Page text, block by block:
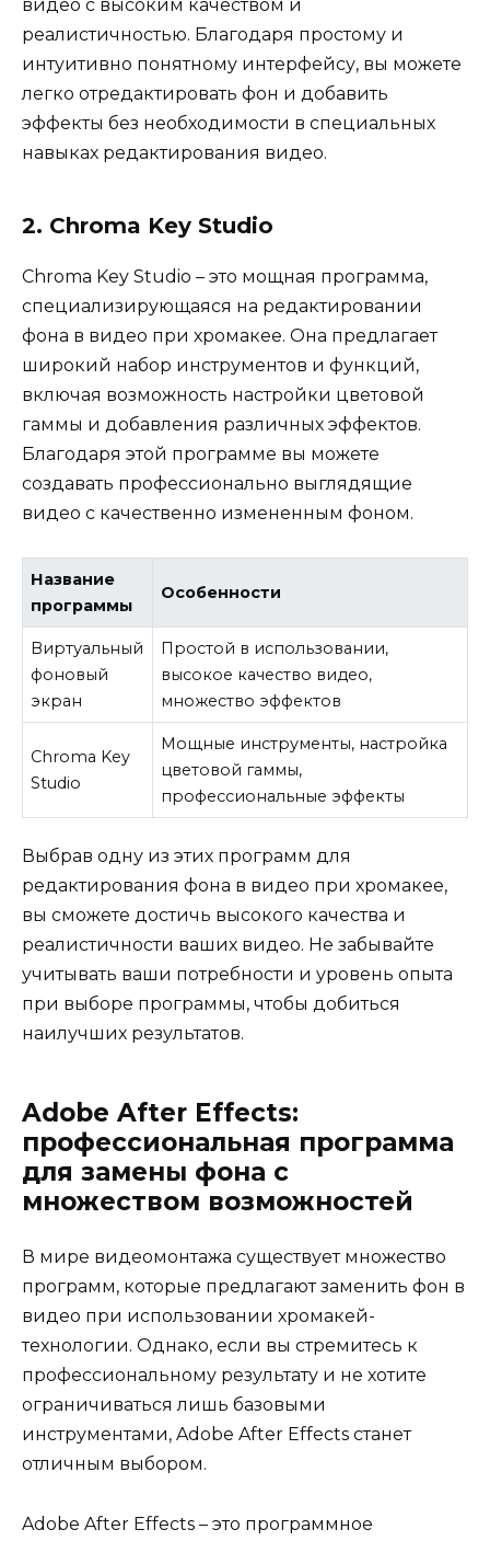
видео с высоким качеством и
реалистичностью. Благодаря простому и
интуитивно понятному интерфейсу, вы можете
легко отредактировать фон и добавить
эффекты без необходимости в специальных
навыках редактирования видео.
2. Chroma Key Studio
Chroma Key Studio – это мощная программа,
специализирующаяся на редактировании
фона в видео при хромакее. Она предлагает
широкий набор инструментов и функций,
включая возможность настройки цветовой
гаммы и добавления различных эффектов.
Благодаря этой программе вы можете
создавать профессионально выглядящие
видео с качественно измененным фоном.
Название
программы
Особенности
Виртуальный
фоновый
экран
Простой в использовании,
высокое качество видео,
множество эффектов
Chroma Key
Studio
Мощные инструменты, настройка
цветовой гаммы,
профессиональные эффекты
Выбрав одну из этих программ для
редактирования фона в видео при хромакее,
вы сможете достичь высокого качества и
реалистичности ваших видео. Не забывайте
учитывать ваши потребности и уровень опыта
при выборе программы, чтобы добиться
наилучших результатов.
Adobe After Effects:
профессиональная программа
для замены фона с
множеством возможностей
В мире видеомонтажа существует множество
программ, которые предлагают заменить фон в
видео при использовании хромакей-
технологии. Однако, если вы стремитесь к
профессиональному результату и не хотите
ограничиваться лишь базовыми
инструментами, Adobe After Effects станет
отличным выбором.
Adobe After Effects – это программное